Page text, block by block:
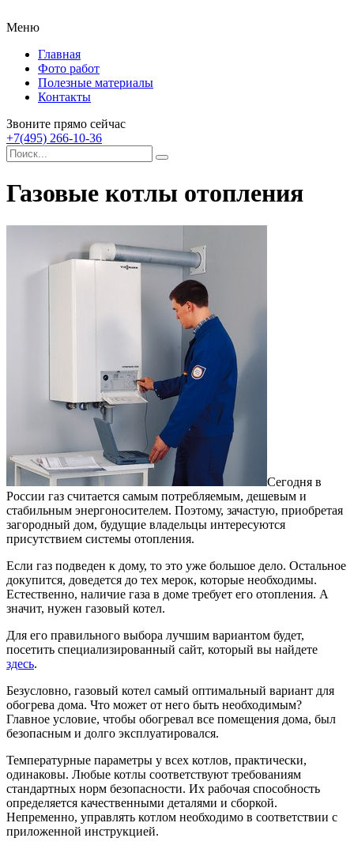
Меню
Главная
Фото работ
Полезные материалы
Контакты
Звоните прямо сейчас
+7(495) 266-10-36
Газовые котлы отопления
Сегодня в
России газ считается самым потребляемым, дешевым и
стабильным энергоносителем. Поэтому, зачастую, приобретая
загородный дом, будущие владельцы интересуются
присутствием системы отопления.
Если газ подведен к дому, то это уже большое дело. Остальное
докупится, доведется до тех мерок, которые необходимы.
Естественно, наличие газа в доме требует его отопления. А
значит, нужен газовый котел.
Для его правильного выбора лучшим вариантом будет,
посетить специализированный сайт, который вы найдете
здесь.
Безусловно, газовый котел самый оптимальный вариант для
обогрева дома. Что может от него быть необходимым?
Главное условие, чтобы обогревал все помещения дома, был
безопасным и долго эксплуатировался.
Температурные параметры у всех котлов, практически,
одинаковы. Любые котлы соответствуют требованиям
стандартных норм безопасности. Их рабочая способность
определяется качественными деталями и сборкой.
Непременно, управлять котлом необходимо в соответствии с
приложенной инструкцией.